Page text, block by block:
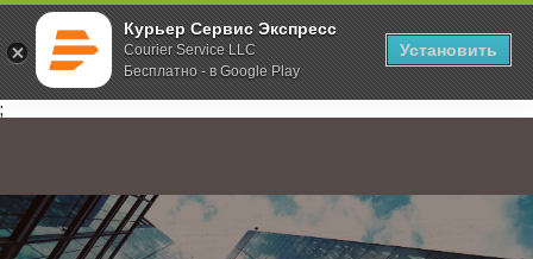
Курьер Сервис Экспресс
Courier Service LLC
Бесплатно - в Google Play
Установить
;
Главная О компании Новости Выходные дни в Казахстане